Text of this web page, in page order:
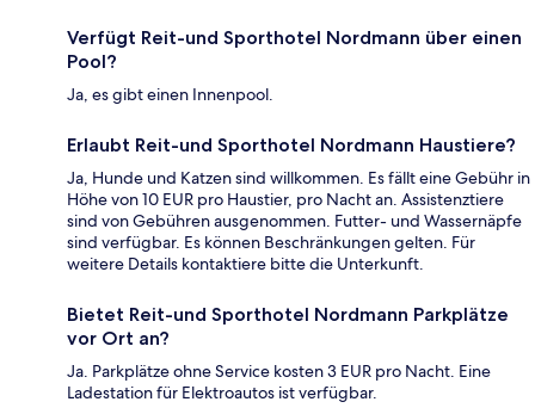
Verfügt Reit-und Sporthotel Nordmann über einen
Pool?
Ja, es gibt einen Innenpool.
Erlaubt Reit-und Sporthotel Nordmann Haustiere?
Ja, Hunde und Katzen sind willkommen. Es fällt eine Gebühr in
Höhe von 10 EUR pro Haustier, pro Nacht an. Assistenztiere
sind von Gebühren ausgenommen. Futter- und Wassernäpfe
sind verfügbar. Es können Beschränkungen gelten. Für
weitere Details kontaktiere bitte die Unterkunft.
Bietet Reit-und Sporthotel Nordmann Parkplätze
vor Ort an?
Ja. Parkplätze ohne Service kosten 3 EUR pro Nacht. Eine
Ladestation für Elektroautos ist verfügbar.